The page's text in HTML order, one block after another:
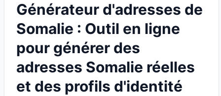
Générateur d'adresses de
Somalie : Outil en ligne
pour générer des
adresses Somalie réelles
et des profils d'identité